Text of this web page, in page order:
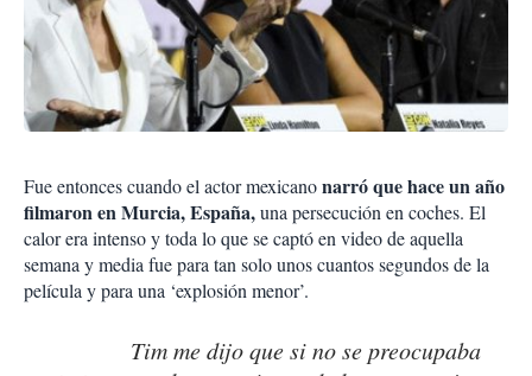
Fue entonces cuando el actor mexicanonarró que hace un año
filmaron en Murcia, España,una persecución en coches. El
calor era intenso y toda lo que se captó en video de aquella
semana y media fue para tan solo unos cuantos segundos de la
película y para una ‘explosión menor’.
Tim me dijo que si no se preocupaba